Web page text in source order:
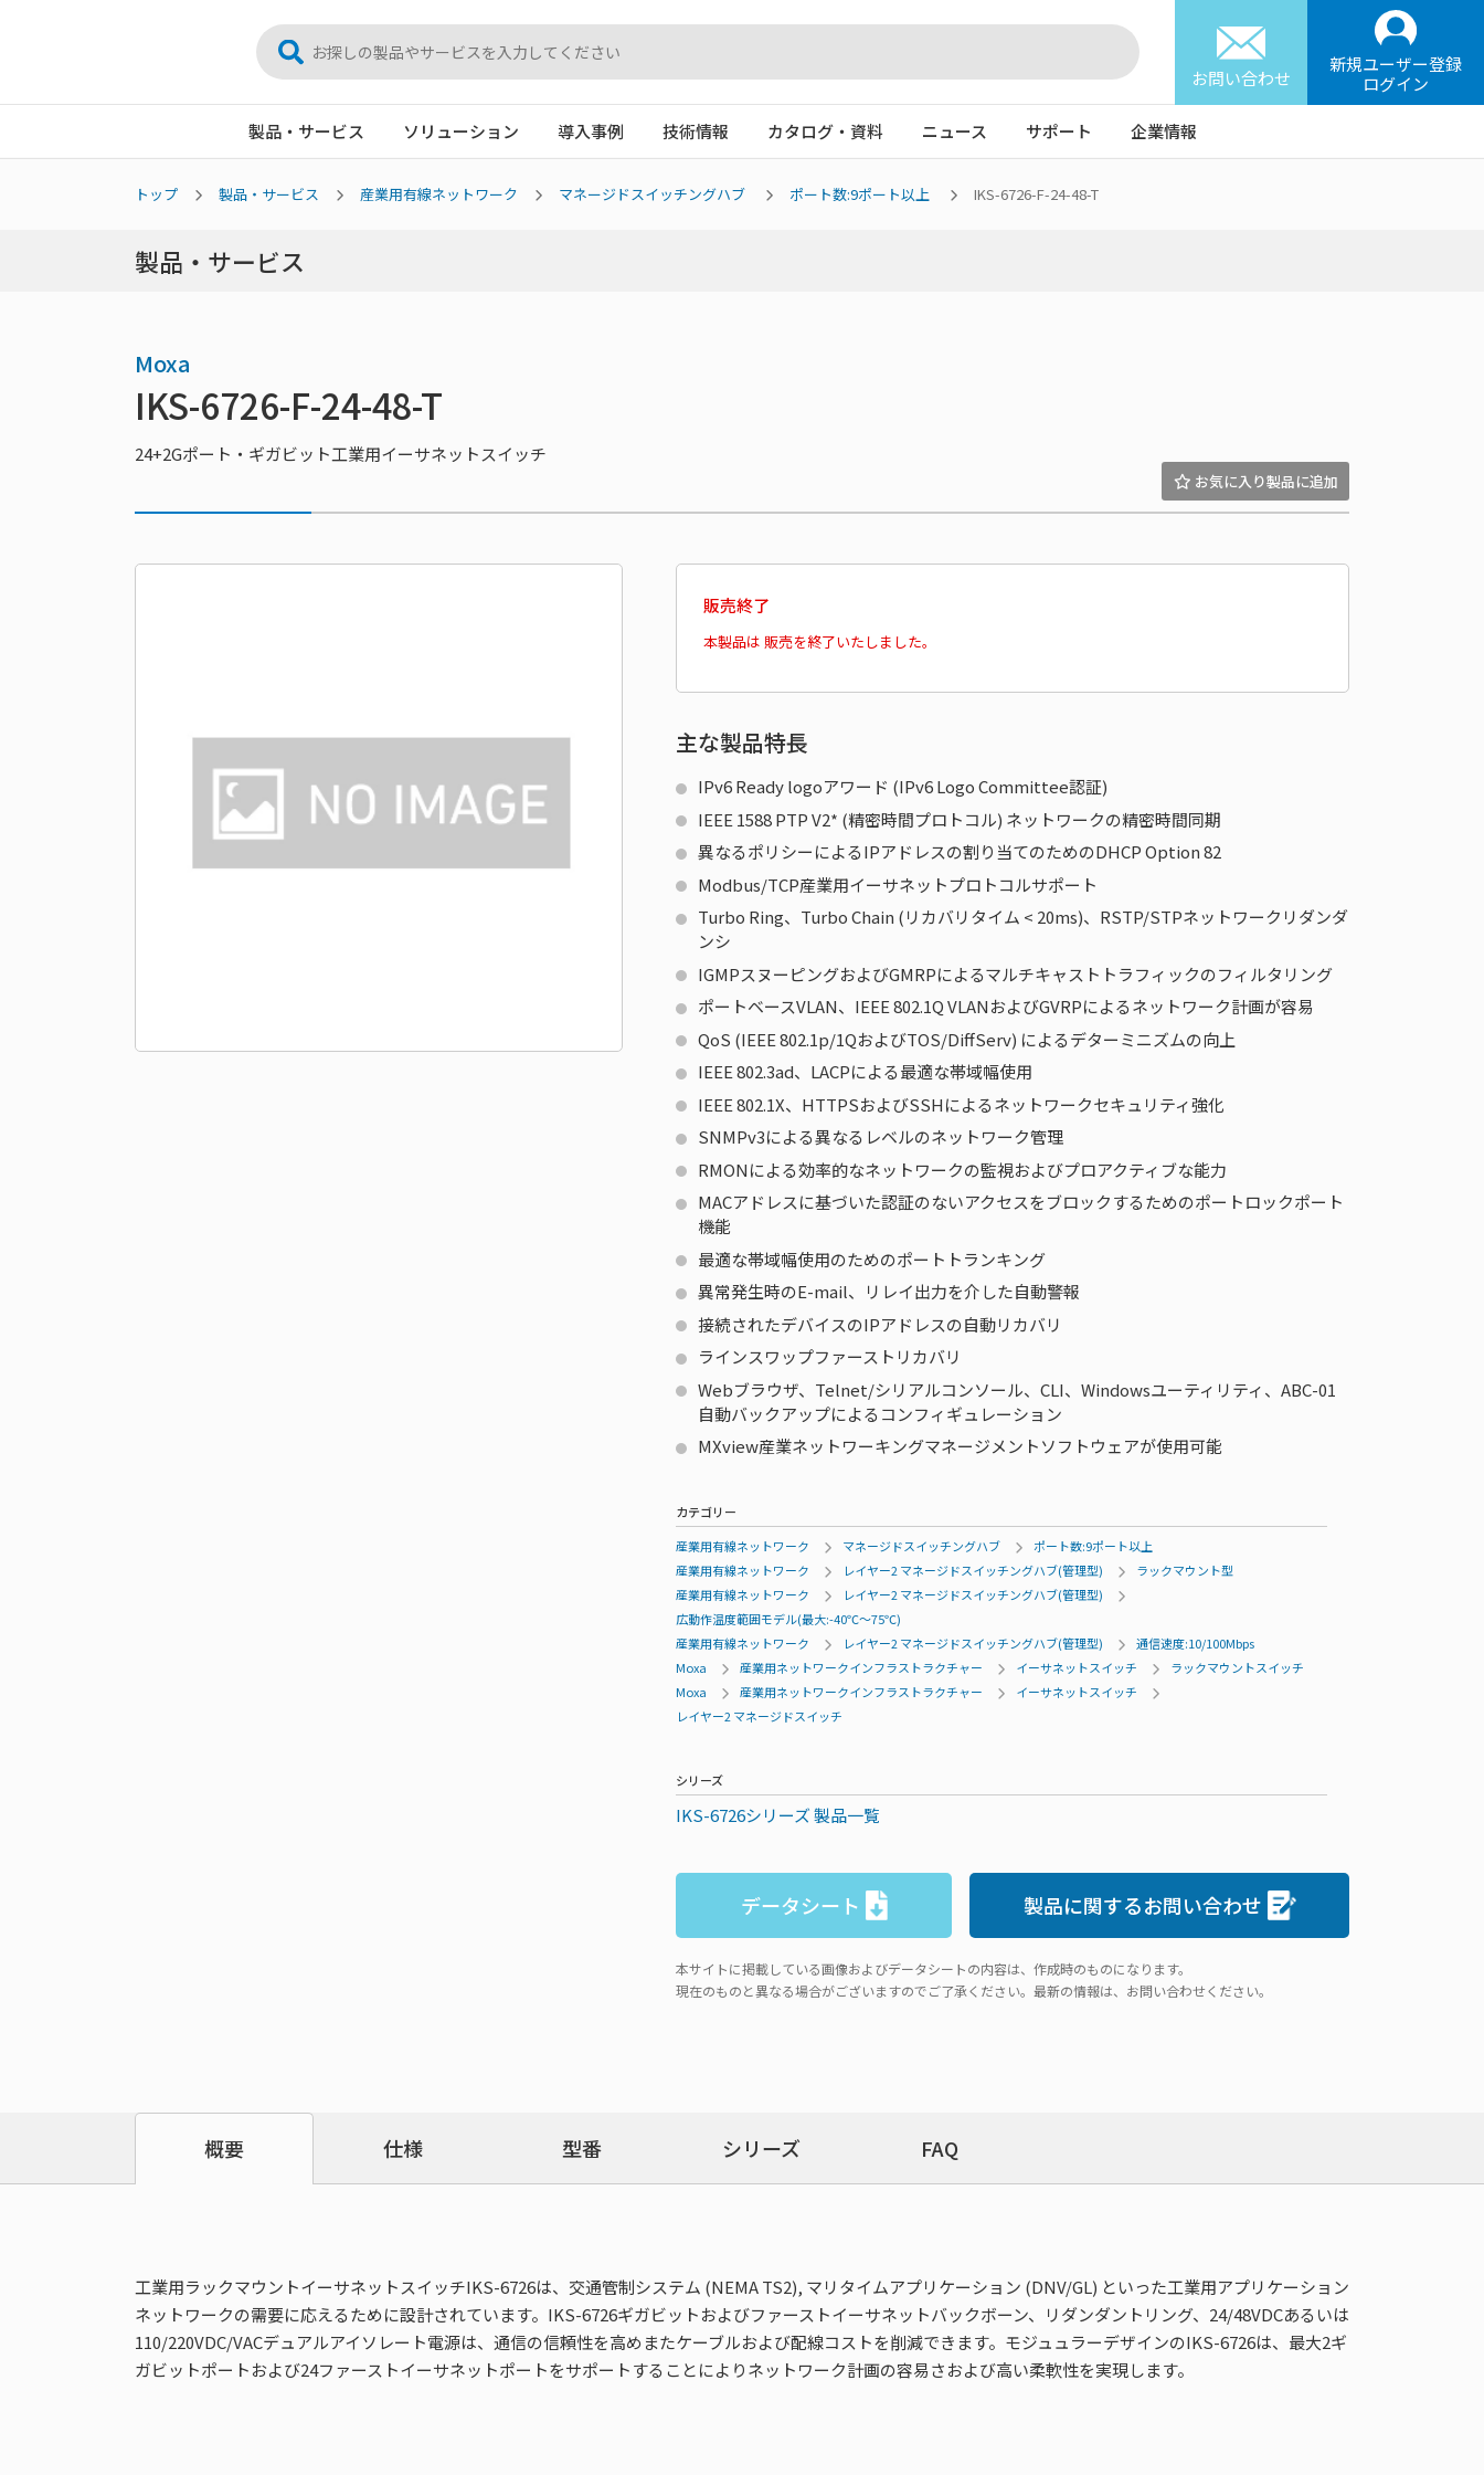
お問い合わせ
新規ユーザー登録
ログイン
製品・サービス ソリューション 導入事例 技術情報 カタログ・資料 ニュース サポート 企業情報
トップ 製品・サービス 産業用有線ネットワーク マネージドスイッチングハブ ポート数:9ポート以上 IKS-6726-F-24-48-T
製品・サービス
Moxa
IKS-6726-F-24-48-T
24+2Gポート・ギガビット工業用イーサネットスイッチ
販売終了
本製品は 販売を終了いたしました。
主な製品特長
IPv6 Ready logoアワード (IPv6 Logo Committee認証)
IEEE 1588 PTP V2* (精密時間プロトコル) ネットワークの精密時間同期
異なるポリシーによるIPアドレスの割り当てのためのDHCP Option 82
Modbus/TCP産業用イーサネットプロトコルサポート
Turbo Ring、Turbo Chain (リカバリタイム < 20ms)、RSTP/STPネットワークリダンダ
ンシ
IGMPスヌーピングおよびGMRPによるマルチキャストトラフィックのフィルタリング
ポートベースVLAN、IEEE 802.1Q VLANおよびGVRPによるネットワーク計画が容易
QoS (IEEE 802.1p/1QおよびTOS/DiffServ) によるデターミニズムの向上
IEEE 802.3ad、LACPによる最適な帯域幅使用
IEEE 802.1X、HTTPSおよびSSHによるネットワークセキュリティ強化
SNMPv3による異なるレベルのネットワーク管理
RMONによる効率的なネットワークの監視およびプロアクティブな能力
MACアドレスに基づいた認証のないアクセスをブロックするためのポートロックポート
機能
最適な帯域幅使用のためのポートトランキング
異常発生時のE-mail、リレイ出力を介した自動警報
接続されたデバイスのIPアドレスの自動リカバリ
ラインスワップファーストリカバリ
Webブラウザ、Telnet/シリアルコンソール、CLI、Windowsユーティリティ、ABC-01
自動バックアップによるコンフィギュレーション
MXview産業ネットワーキングマネージメントソフトウェアが使用可能
カテゴリー
産業用有線ネットワーク
マネージドスイッチングハブ
ポート数:9ポート以上
産業用有線ネットワーク
レイヤー2 マネージドスイッチングハブ(管理型)
ラックマウント型
産業用有線ネットワーク
レイヤー2 マネージドスイッチングハブ(管理型)
広動作温度範囲モデル(最大:-40℃～75℃)
産業用有線ネットワーク
レイヤー2 マネージドスイッチングハブ(管理型)
通信速度:10/100Mbps
Moxa
産業用ネットワークインフラストラクチャー イーサネットスイッチ
ラックマウントスイッチ
Moxa
産業用ネットワークインフラストラクチャー
イーサネットスイッチ
レイヤー2 マネージドスイッチ
シリーズ
IKS-6726シリーズ 製品一覧
データシート 製品に関するお問い合わせ
本サイトに掲載している画像およびデータシートの内容は、作成時のものになります。
現在のものと異なる場合がございますのでご了承ください。最新の情報は、お問い合わせください。
概要 仕様 型番 シリーズ FAQ
工業用ラックマウントイーサネットスイッチIKS-6726は、交通管制システム (NEMA TS2), マリタイムアプリケーション (DNV/GL) といった工業用アプリケーション
ネットワークの需要に応えるために設計されています。IKS-6726ギガビットおよびファーストイーサネットバックボーン、リダンダントリング、24/48VDCあるいは
110/220VDC/VACデュアルアイソレート電源は、通信の信頼性を高めまたケーブルおよび配線コストを削減できます。モジュュラーデザインのIKS-6726は、最大2ギ
ガビットポートおよび24ファーストイーサネットポートをサポートすることによりネットワーク計画の容易さおよび高い柔軟性を実現します。